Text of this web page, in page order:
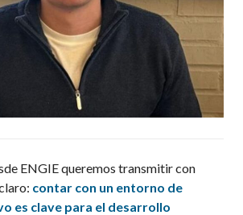
ENGIE queremos transmitir con
contar con un entorno de
es clave para el desarrollo